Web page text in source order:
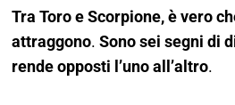
Tra Toro e Scorpione, è vero
attraggono.Sono sei segni di
rende opposti l’uno all’altro.